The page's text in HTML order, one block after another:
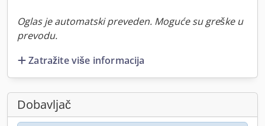
Oglas je automatski preveden. Moguće su greške u
prevodu.
Zatražite više informacija
Dobavljač